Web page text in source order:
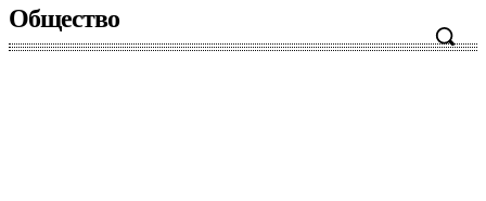
Общество